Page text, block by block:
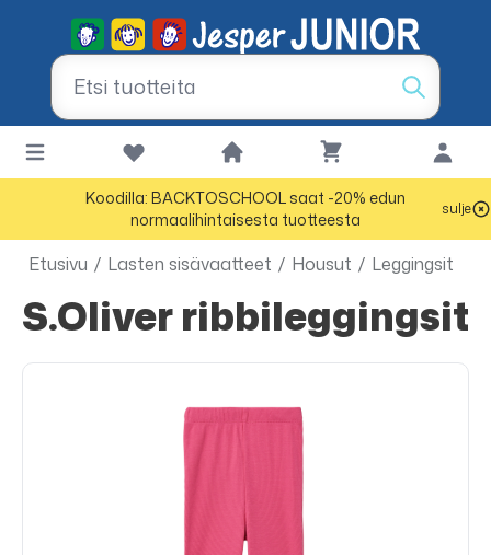
Koodilla: BACKTOSCHOOL saat -20% edun
normaalihintaisesta tuotteesta
sulje
Etusivu / Lasten sisävaatteet / Housut / Leggingsit
s.Oliver ribbileggingsit